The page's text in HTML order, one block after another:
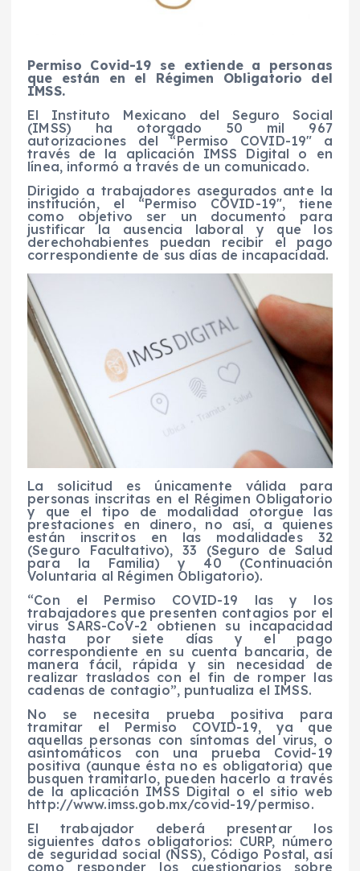
Permiso Covid-19 se extiende a personas
que están en el Régimen Obligatorio del
IMSS.
El Instituto Mexicano del Seguro Social
(IMSS) ha otorgado 50 mil 967
autorizaciones del “Permiso COVID-19″ a
través de la aplicación IMSS Digital o en
línea, informó a través de un comunicado.
Dirigido a trabajadores asegurados ante la
institución, el “Permiso COVID-19″, tiene
como objetivo ser un documento para
justificar la ausencia laboral y que los
derechohabientes puedan recibir el pago
correspondiente de sus días de incapacidad.
La solicitud es únicamente válida para
personas inscritas en el Régimen Obligatorio
y que el tipo de modalidad otorgue las
prestaciones en dinero, no así, a quienes
están inscritos en las modalidades 32
(Seguro Facultativo), 33 (Seguro de Salud
para la Familia) y 40 (Continuación
Voluntaria al Régimen Obligatorio).
“Con el Permiso COVID-19 las y los
trabajadores que presenten contagios por el
virus SARS-CoV-2 obtienen su incapacidad
hasta por siete días y el pago
correspondiente en su cuenta bancaria, de
manera fácil, rápida y sin necesidad de
realizar traslados con el fin de romper las
cadenas de contagio”, puntualiza el IMSS.
No se necesita prueba positiva para
tramitar el Permiso COVID-19, ya que
aquellas personas con síntomas del virus, o
asintomáticos con una prueba Covid-19
positiva (aunque ésta no es obligatoria) que
busquen tramitarlo, pueden hacerlo a través
de la aplicación IMSS Digital o el sitio web
http://www.imss.gob.mx/covid-19/permiso.
El trabajador deberá presentar los
siguientes datos obligatorios: CURP, número
de seguridad social (NSS), Código Postal, así
como responder los cuestionarios sobre